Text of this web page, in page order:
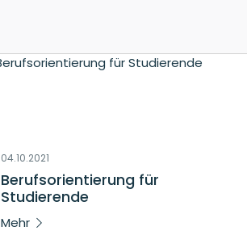
04.10.2021
Berufsorientierung für
Studierende
Mehr